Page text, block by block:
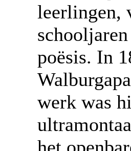
leerlingen,
poësis. In
werk was